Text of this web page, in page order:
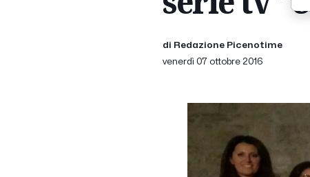
di Redazione Picenotime
venerdì 07 ottobre 2016